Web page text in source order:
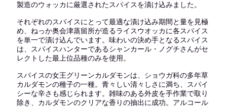
製造のウォッカに厳選されたスパイスを漬け込みました。
それぞれのスパイスにとって最適な漬け込み期間と量を見極
め、ねっか奥会津蒸留所が造るライスウオッカに各スパイス
を単一で漬け込んでいます。味わいの決め手となるスパイス
は、スパイスハンターであるシャンカール・ノグチさんがセ
レクトした最上位品種のみを使用。
スパイスの女王グリーンカルダモンは、ショウガ科の多年草
カルダモンの種子の一種。青々しい清々しさに満ち、スパイ
シーな辛さも感じられます。雑味のある外皮を手作業で取り
除き、カルダモンのクリアな香りの抽出に成功。アルコール